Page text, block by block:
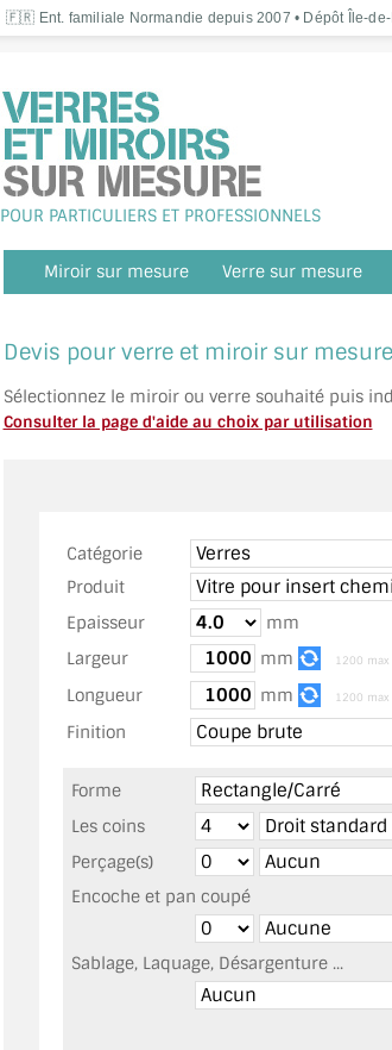
🇫🇷 Ent. familiale Normandie depuis 2007 • Dépôt Île-de-
POUR PARTICULIERS ET PROFESSIONNELS
Miroir sur mesure Verre sur mesure
Devis pour verre et miroir sur mesure
Sélectionnez le miroir ou verre souhaité puis
Consulter la page d'aide au choix par utilisation
Catégorie
Produit
Epaisseur
mm
Largeur
mm 1200 max
Longueur mm 1200 max
Finition
Forme
Les coins
Perçage(s)
Encoche et pan coupé
Sablage, Laquage, Désargenture ...